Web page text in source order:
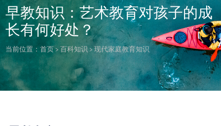
早教知识：艺术教育对孩子的成
长有何好处？
当前位置：首页>百科知识>现代家庭教育知识